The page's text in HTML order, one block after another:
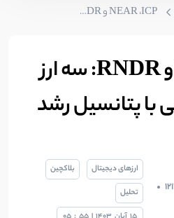
NEAR ،ICP و RNDR: سه ارز هوش مصنوعی با پتانسیل رشد 200 درصد!
NEAR ،ICP و RNDR: سه ارز
پتانسیل رشد
ارزهای دیجیتال
بلاکچین
تحلیل